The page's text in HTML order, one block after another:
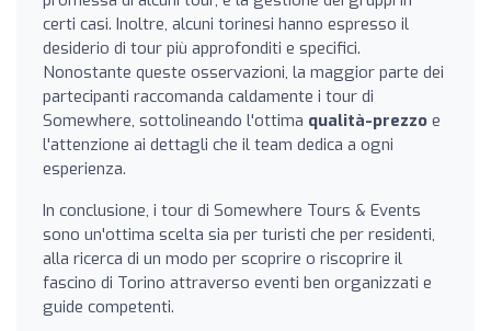
certi casi. Inoltre, alcuni torinesi hanno espresso il
desiderio di tour più approfonditi e specifici.
Nonostante queste osservazioni, la maggior parte dei
partecipanti raccomanda caldamente i tour di
Somewhere, sottolineando l'ottima qualità-prezzo e
l'attenzione ai dettagli che il team dedica a ogni
esperienza.
In conclusione, i tour di Somewhere Tours & Events
sono un'ottima scelta sia per turisti che per residenti,
alla ricerca di un modo per scoprire o riscoprire il
fascino di Torino attraverso eventi ben organizzati e
guide competenti.